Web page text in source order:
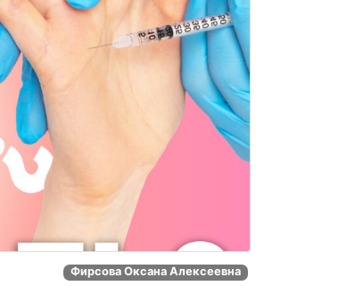
Фирсова Оксана Алексеевна